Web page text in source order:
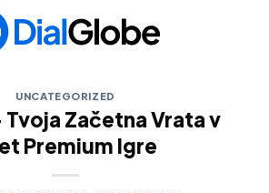
UNCATEGORIZED
Tvoja Začetna Vrata v
Premium Igre